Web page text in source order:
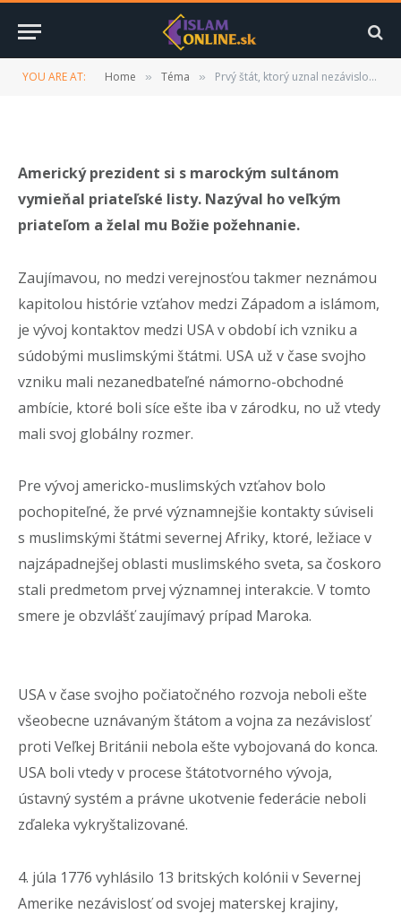
YOU ARE AT: Home » Téma » Prvý štát, ktorý uznal nezávislosť USA, bolo muslimské Maroko
muslimské Maroko
BY ISLAMONLINE.SK
27. OKTÓBRA 2015
NEKOMENTOVANÉ
Americký prezident si s marockým sultánom
vymieňal priateľské listy. Nazýval ho veľkým
priateľom a želal mu Božie požehnanie.
Zaujímavou, no medzi verejnosťou takmer neznámou
kapitolou histórie vzťahov medzi Západom a islámom,
je vývoj kontaktov medzi USA v období ich vzniku a
súdobými muslimskými štátmi. USA už v čase svojho
vzniku mali nezanedbateľné námorno-obchodné
ambície, ktoré boli síce ešte iba v zárodku, no už vtedy
mali svoj globálny rozmer.
Pre vývoj americko-muslimských vzťahov bolo
pochopiteľné, že prvé významnejšie kontakty súviseli
s muslimskými štátmi severnej Afriky, ktoré, ležiace v
najzápadnejšej oblasti muslimského sveta, sa čoskoro
stali predmetom prvej významnej interakcie. V tomto
smere je obzvlášť zaujímavý prípad Maroka.
USA v čase svojho počiatočného rozvoja neboli ešte
všeobecne uznávaným štátom a vojna za nezávislosť
proti Veľkej Británii nebola ešte vybojovaná do konca.
USA boli vtedy v procese štátotvorného vývoja,
ústavný systém a právne ukotvenie federácie neboli
zďaleka vykryštalizované.
4. júla 1776 vyhlásilo 13 britských kolónii v Severnej
Amerike nezávislosť od svojej materskej krajiny,